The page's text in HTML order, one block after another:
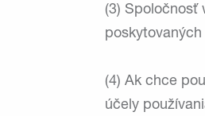
(3) Spoločnosť
(4) Ak chce
účely